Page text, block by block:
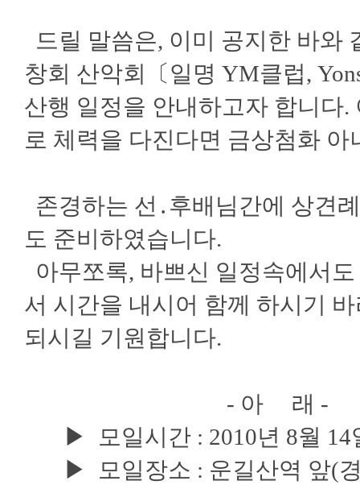
드릴 말씀은, 이미 공지한 바와
창회 산악회〔일명 YM클럽,
산행 일정을 안내하고자 합니다
로 체력을 다진다면 금상첨화 아
존경하는 선․후배님간에 상견
도 준비하였습니다.
아무쪼록, 바쁘신 일정속에서
서 시간을 내시어 함께 하시기
되시길 기원합니다.
- 아 래 -
▶ 모일시간 : 2010년 8월 14
▶ 모일장소 : 운길산역 앞(경